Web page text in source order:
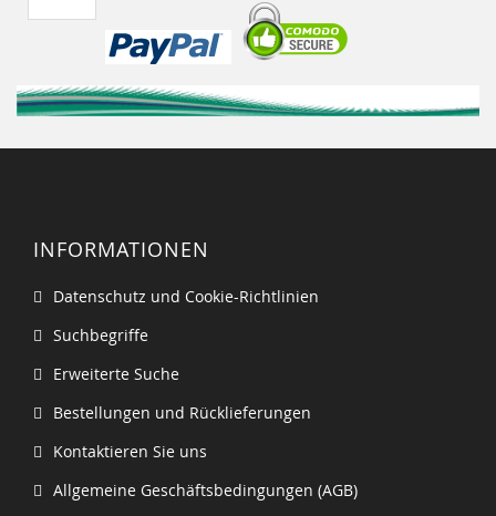
INFORMATIONEN
Datenschutz und Cookie-Richtlinien
Suchbegriffe
Erweiterte Suche
Bestellungen und Rücklieferungen
Kontaktieren Sie uns
Allgemeine Geschäftsbedingungen (AGB)